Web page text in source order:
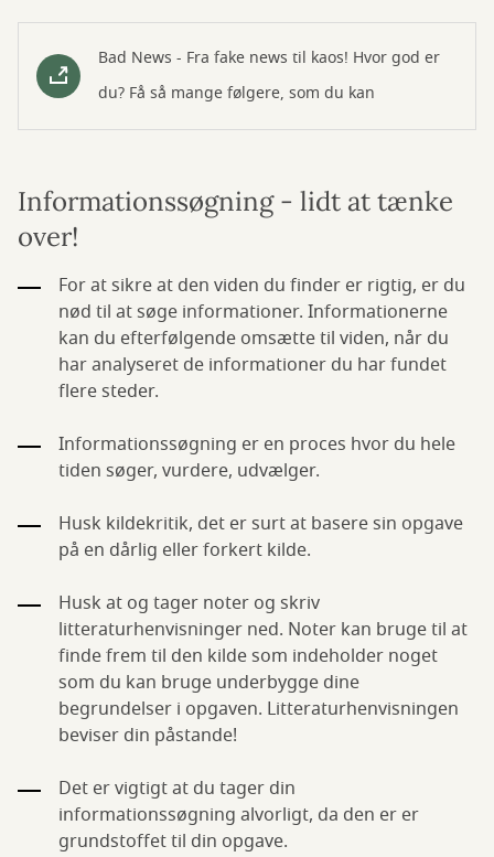
Bad News - Fra fake news til kaos! Hvor god er
du? Få så mange følgere, som du kan
Informationssøgning - lidt at tænke
over!
For at sikre at den viden du finder er rigtig, er du
nød til at søge informationer. Informationerne
kan du efterfølgende omsætte til viden, når du
har analyseret de informationer du har fundet
flere steder.
Informationssøgning er en proces hvor du hele
tiden søger, vurdere, udvælger.
Husk kildekritik, det er surt at basere sin opgave
på en dårlig eller forkert kilde.
Husk at og tager noter og skriv
litteraturhenvisninger ned. Noter kan bruge til at
finde frem til den kilde som indeholder noget
som du kan bruge underbygge dine
begrundelser i opgaven. Litteraturhenvisningen
beviser din påstande!
Det er vigtigt at du tager din
informationssøgning alvorligt, da den er er
grundstoffet til din opgave.